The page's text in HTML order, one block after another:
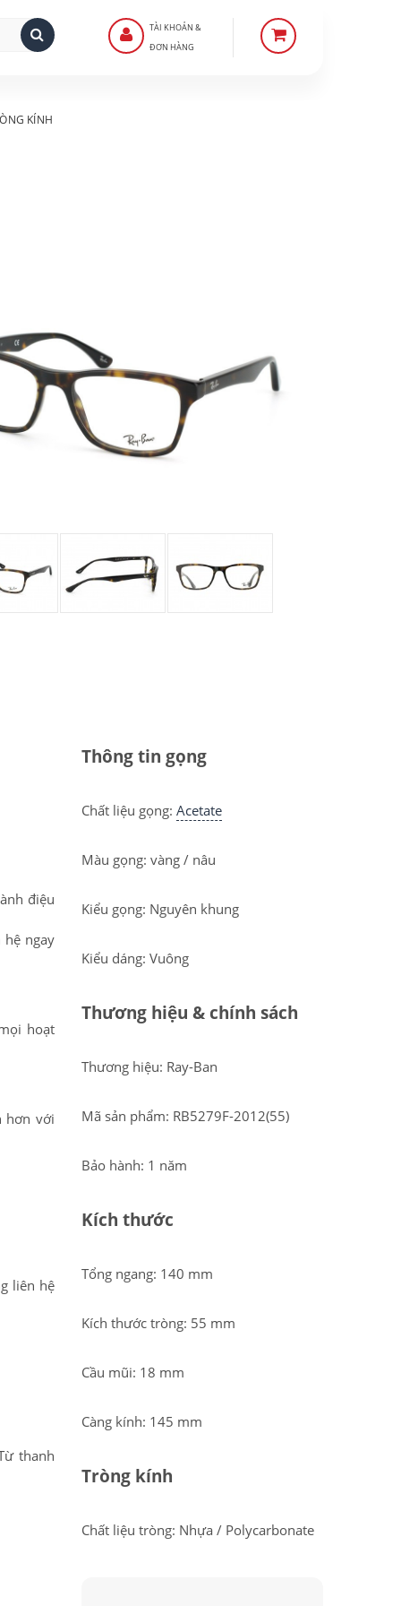
TÀI KHOẢN &
ĐƠN HÀNG
KÍNH
điệu
ngay
hoạt
hơn với
liên hệ
thanh
Thông tin gọng
Chất liệu gọng: Acetate
Màu gọng: vàng / nâu
Kiểu gọng: Nguyên khung
Kiểu dáng: Vuông
Thương hiệu & chính sách
Thương hiệu: Ray-Ban
Mã sản phẩm: RB5279F-2012(55)
Bảo hành: 1 năm
Kích thước
Tổng ngang: 140 mm
Kích thước tròng: 55 mm
Cầu mũi: 18 mm
Càng kính: 145 mm
Tròng kính
Chất liệu tròng: Nhựa / Polycarbonate